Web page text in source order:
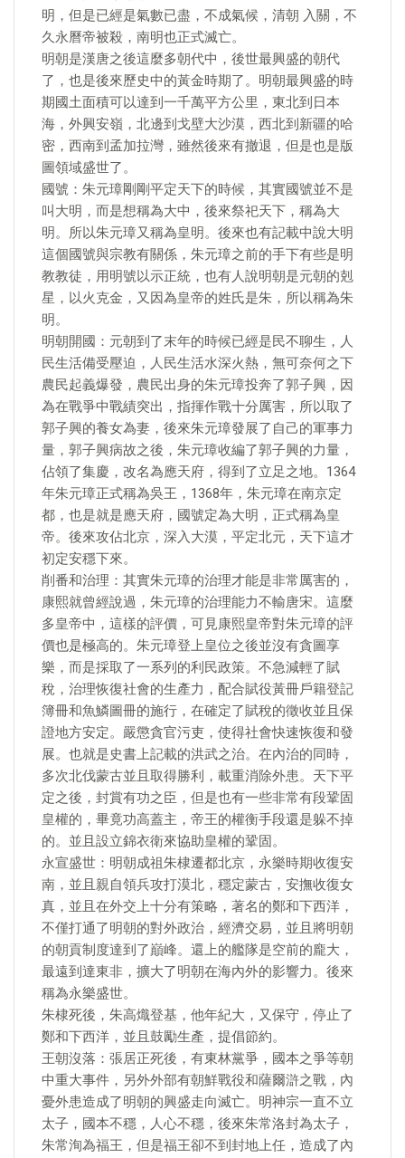
明，但是已經是氣數已盡，不成氣候，清朝 入關，不
久永曆帝被殺，南明也正式滅亡。
明朝是漢唐之後這麼多朝代中，後世最興盛的朝代
了，也是後來歷史中的黃金時期了。明朝最興盛的時
期國土面積可以達到一千萬平方公里，東北到日本
海，外興安嶺，北邊到戈壁大沙漠，西北到新疆的哈
密，西南到孟加拉灣，雖然後來有撤退，但是也是版
圖領域盛世了。
國號：朱元璋剛剛平定天下的時候，其實國號並不是
叫大明，而是想稱為大中，後來祭祀天下，稱為大
明。所以朱元璋又稱為皇明。後來也有記載中說大明
這個國號與宗教有關係，朱元璋之前的手下有些是明
教教徒，用明號以示正統，也有人說明朝是元朝的剋
星，以火克金，又因為皇帝的姓氏是朱，所以稱為朱
明。
明朝開國：元朝到了末年的時候已經是民不聊生，人
民生活備受壓迫，人民生活水深火熱，無可奈何之下
農民起義爆發，農民出身的朱元璋投奔了郭子興，因
為在戰爭中戰績突出，指揮作戰十分厲害，所以取了
郭子興的養女為妻，後來朱元璋發展了自己的軍事力
量，郭子興病故之後，朱元璋收編了郭子興的力量，
佔領了集慶，改名為應天府，得到了立足之地。1364
年朱元璋正式稱為吳王，1368年，朱元璋在南京定
都，也是就是應天府，國號定為大明，正式稱為皇
帝。後來攻佔北京，深入大漠，平定北元，天下這才
初定安穩下來。
削番和治理：其實朱元璋的治理才能是非常厲害的，
康熙就曾經說過，朱元璋的治理能力不輸唐宋。這麼
多皇帝中，這樣的評價，可見康熙皇帝對朱元璋的評
價也是極高的。朱元璋登上皇位之後並沒有貪圖享
樂，而是採取了一系列的利民政策。不急減輕了賦
稅，治理恢復社會的生產力，配合賦役黃冊戶籍登記
簿冊和魚鱗圖冊的施行，在確定了賦稅的徵收並且保
證地方安定。嚴懲貪官污吏，使得社會快速恢復和發
展。也就是史書上記載的洪武之治。在內治的同時，
多次北伐蒙古並且取得勝利，載重消除外患。天下平
定之後，封賞有功之臣，但是也有一些非常有段鞏固
皇權的，畢竟功高蓋主，帝王的權衡手段還是躲不掉
的。並且設立錦衣衛來協助皇權的鞏固。
永宣盛世：明朝成祖朱棣遷都北京，永樂時期收復安
南，並且親自領兵攻打漠北，穩定蒙古，安撫收復女
真，並且在外交上十分有策略，著名的鄭和下西洋，
不僅打通了明朝的對外政治，經濟交易，並且將明朝
的朝貢制度達到了巔峰。還上的艦隊是空前的龐大，
最遠到達東非，擴大了明朝在海內外的影響力。後來
稱為永樂盛世。
朱棣死後，朱高熾登基，他年紀大，又保守，停止了
鄭和下西洋，並且鼓勵生產，提倡節約。
王朝沒落：張居正死後，有東林黨爭，國本之爭等朝
中重大事件，另外外部有朝鮮戰役和薩爾滸之戰，內
憂外患造成了明朝的興盛走向滅亡。明神宗一直不立
太子，國本不穩，人心不穩，後來朱常洛封為太子，
朱常洵為福王，但是福王卻不到封地上任，造成了內